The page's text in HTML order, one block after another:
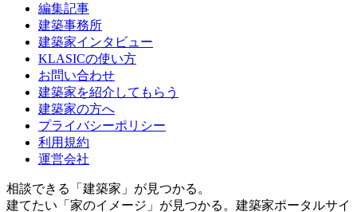
編集記事
建築事務所
建築家インタビュー
KLASICの使い方
お問い合わせ
建築家を紹介してもらう
建築家の方へ
プライバシーポリシー
利用規約
運営会社
相談できる「建築家」が見つかる。
建てたい「家のイメージ」が見つかる。 建築家ポータルサイ